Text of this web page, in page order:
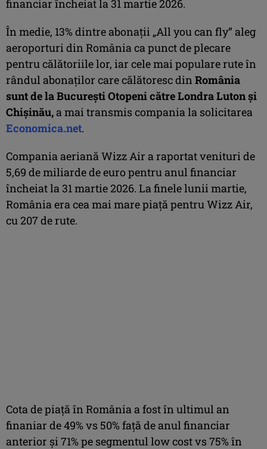
financiar încheiat la 31 martie 2026.
În medie, 13% dintre abonații „All you can fly” aleg
aeroporturi din România ca punct de plecare
pentru călătoriile lor, iar cele mai populare rute în
rândul abonaților care călătoresc dinRomânia
sunt de la București Otopeni către Londra Luton și
Chișinău,a mai transmis compania la solicitarea
Economica.net.
Compania aeriană Wizz Air a raportat venituri de
5,69 de miliarde de euro pentru anul financiar
încheiat la 31 martie 2026. La finele lunii martie,
România era cea mai mare piață pentru Wizz Air,
cu 207 de rute.
Cota de piață în România a fost în ultimul an
finaniar de 49% vs 50% față de anul financiar
anterior și 71% pe segmentul low cost vs 75% în